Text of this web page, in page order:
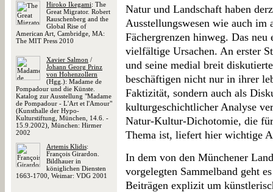
Hiroko Ikegami: The
Great Migrator. Robert
Rauschenberg and the
Global Rise of
American Art, Cambridge, MA:
The MIT Press 2010
Xavier Salmon /
Johann Georg Prinz
von Hohenzollern
(Hgg.): Madame de
Pompadour und die Künste.
Katalog zur Ausstellung "Madame
de Pompadour - L'Art et l'Amour"
(Kunsthalle der Hypo-
Kulturstiftung, München, 14.6. -
15.9.2002), München: Hirmer
2002
Artemis Klidis:
François Girardon.
Bildhauer in
königlichen Diensten
1663-1700, Weimar: VDG 2001
Natur und Landschaft haben
Ausstellungswesen wie auch im
Fächergrenzen hinweg. Das neu
vielfältige Ursachen. An erster
und seine medial breit
beschäftigen nicht nur in ihrer
Faktizität, sondern auch als
kulturgeschichtlicher Analyse
Natur-Kultur-Dichotomie, die
Thema ist, liefert hier wichtige
In dem von den Münchener
vorgelegten Sammelband geht
Beiträgen explizit um